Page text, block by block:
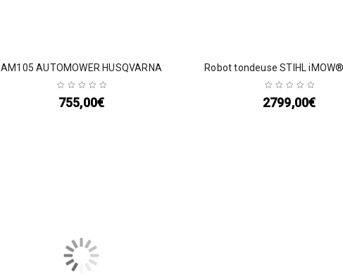
AM105 AUTOMOWER HUSQVARNA
755,00€
Robot tondeuse STIHL
2799,00€